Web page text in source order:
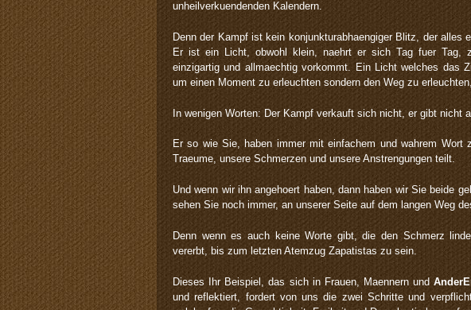
unheilverkuendenden Kalendern.
Denn der Kampf ist kein konjunkturabhaengiger Blitz, der alles
Er ist ein Licht, obwohl klein, naehrt er sich Tag fuer Tag,
einzigartig und allmaechtig vorkommt. Ein Licht welches das
um einen Moment zu erleuchten sondern den Weg zu
In wenigen Worten: Der Kampf verkauft sich nicht, er gibt nicht
Er so wie Sie, haben immer mit einfachem und wahrem Wort
Traeume, unsere Schmerzen und unsere Anstrengungen teilt.
Und wenn wir ihn angehoert haben, dann haben wir Sie beide
sehen Sie noch immer, an unserer Seite auf dem langen Weg
Denn wenn es auch keine Worte gibt, die den Schmerz
vererbt, bis zum letzten Atemzug Zapatistas zu sein.
Dieses Ihr Beispiel, das sich in Frauen, Maennern und
und reflektiert, fordert von uns die zwei Schritte und